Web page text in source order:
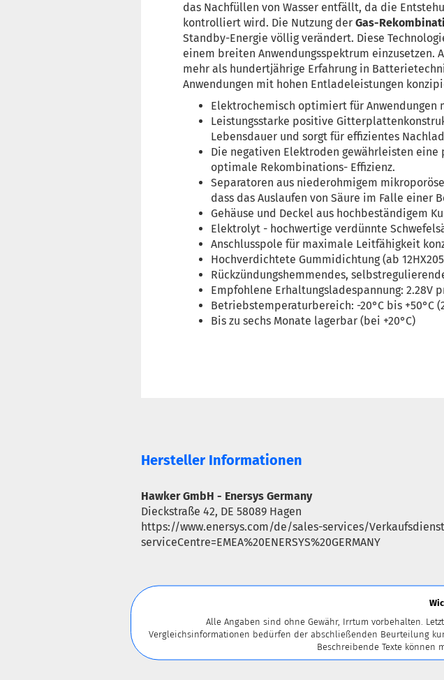
das Nachfüllen von Wasser entfällt, da die
kontrolliert wird. Die Nutzung der Gas-
Standby-Energie völlig verändert. Diese
einem breiten Anwendungsspektrum
mehr als hundertjährige Erfahrung in
Anwendungen mit hohen Entladeleistungen
Elektrochemisch optimiert für Anwendungen
Leistungsstarke positive
Lebensdauer und sorgt für effizientes
Die negativen Elektroden gewährleisten
optimale Rekombinations- Effizienz.
Separatoren aus niederohmigem
dass das Auslaufen von Säure im Falle einer
Gehäuse und Deckel aus hochbeständigem
Elektrolyt - hochwertige verdünnte
Anschlusspole für maximale Leitfähigkeit
Hochverdichtete Gummidichtung (ab
Rückzündungshemmendes,
Empfohlene Erhaltungsladespannung: 2.28V
Betriebstemperaturbereich: -20°C bis +50°C
Bis zu sechs Monate lagerbar (bei +20°C)
Hersteller Informationen
Hawker GmbH - Enersys Germany
Dieckstraße 42, DE 58089 Hagen
https://www.enersys.com/de/sales-services/
serviceCentre=EMEA%20ENERSYS%20GERMANY
Alle Angaben sind ohne Gewähr, Irrtum vorbehalten.
Vergleichsinformationen bedürfen der abschließenden Beurteilung
Beschreibende Texte können